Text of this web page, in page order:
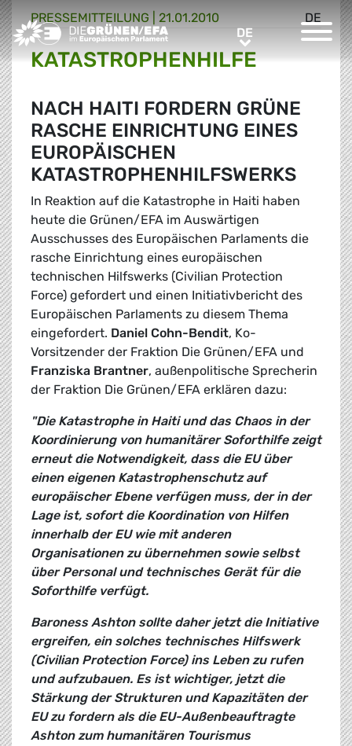
Greens/EFA Home DEDE
DE
PRESSE­MITTEILUNG 21.01.2010
KATASTROPHENHILFE
NACH HAITI FORDERN GRÜNE
RASCHE EINRICHTUNG EINES
EUROPÄISCHEN
KATASTROPHENHILFSWERKS
In Reaktion auf die Katastrophe in Haiti haben
heute die Grünen/EFA im Auswärtigen
Ausschusses des Europäischen Parlaments die
rasche Einrichtung eines europäischen
technischen Hilfswerks (Civilian Protection
Force) gefordert und einen Initiativbericht des
Europäischen Parlaments zu diesem Thema
eingefordert. Daniel Cohn-Bendit, Ko-
Vorsitzender der Fraktion Die Grünen/EFA und
Franziska Brantner, außenpolitische Sprecherin
der Fraktion Die Grünen/EFA erklären dazu:
"Die Katastrophe in Haiti und das Chaos in der
Koordinierung von humanitärer Soforthilfe zeigt
erneut die Notwendigkeit, dass die EU über
einen eigenen Katastrophenschutz auf
europäischer Ebene verfügen muss, der in der
Lage ist, sofort die Koordination von Hilfen
innerhalb der EU wie mit anderen
Organisationen zu übernehmen sowie selbst
über Personal und technisches Gerät für die
Soforthilfe verfügt.
Baroness Ashton sollte daher jetzt die Initiative
ergreifen, ein solches technisches Hilfswerk
(Civilian Protection Force) ins Leben zu rufen
und aufzubauen. Es ist wichtiger, jetzt die
Stärkung der Strukturen und Kapazitäten der
EU zu fordern als die EU-Außenbeauftragte
Ashton zum humanitären Tourismus